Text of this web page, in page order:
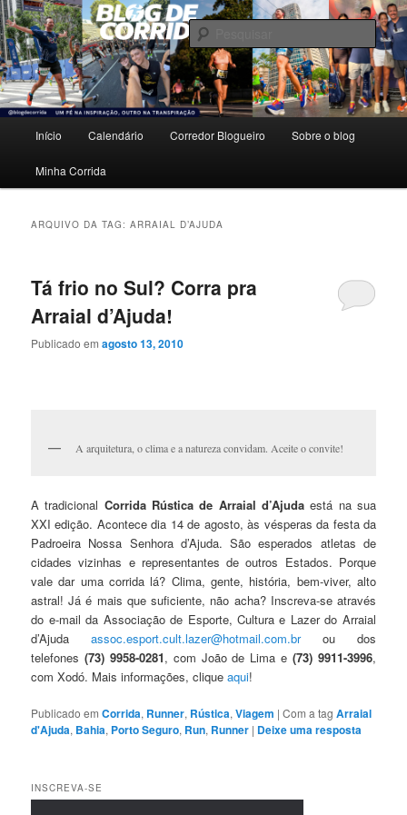
Pular
para
o
conteúdo
principal
Pular
para
o
conteúdo
secundárioBlog de Corrida
Um pé na inspiração, outro na transpiração.
principal
Início Calendário Corredor Blogueiro Sobre o blog
Minha Corrida
ARQUIVO DA TAG:ARRAIAL D’AJUDA
Tá frio no Sul? Corra pra
Arraial d’Ajuda!
Publicado emagosto 13, 2010
A arquitetura, o clima e a natureza convidam. Aceite o convite!
A tradicional Corrida Rústica de Arraial d’Ajuda está na sua
XXI edição. Acontece dia 14 de agosto, às vésperas da festa da
Padroeira Nossa Senhora d’Ajuda. São esperados atletas de
cidades vizinhas e representantes de outros Estados. Porque
vale dar uma corrida lá? Clima, gente, história, bem-viver, alto
astral! Já é mais que suficiente, não acha? Inscreva-se através
do e-mail da Associação de Esporte, Cultura e Lazer do Arraial
d’Ajudaassoc.esport.cult.lazer@hotmail.com.br ou dos
telefones (73) 9958-0281, com João de Lima e(73) 9911-3996,
com Xodó. Mais informações, cliqueaqui!
Publicado em Corrida, Runner, Rústica,Viagem |Com a tagArraial
d'Ajuda, Bahia, Porto Seguro, Run, Runner | Deixe uma resposta
INSCREVA-SE